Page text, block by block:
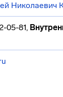
Николаевич
05-81,